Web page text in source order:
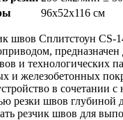
швов Сплитстоун CS-
и технологических
и железобетонных
в сочетании с
резки швов глубиной
резчик швов для
необходимости